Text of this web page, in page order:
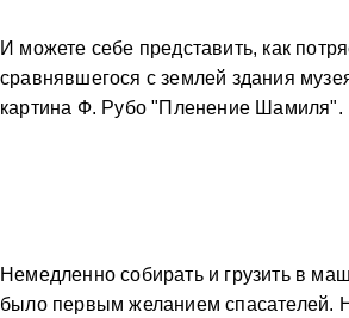
И можете себе представить, как
сравнявшегося с землей здания
картина Ф. Рубо "Пленение Шамиля".
Немедленно собирать и грузить в
было первым желанием спасателей.